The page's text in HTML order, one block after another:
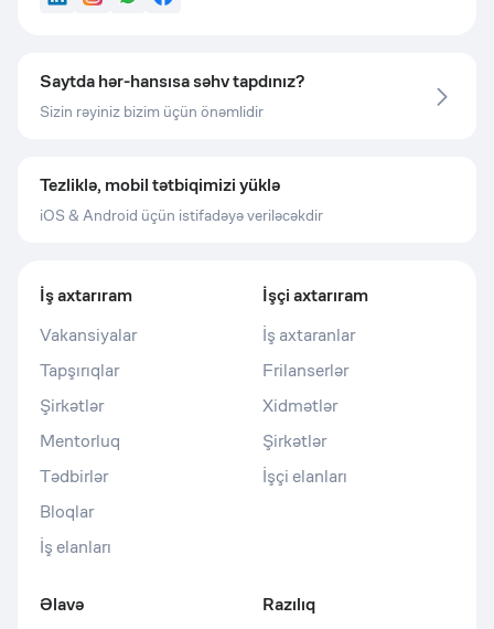
LinkedInInstagram
WhatsApp
Facebook
Saytda hər-hansısa səhv tapdınız?
Sizin rəyiniz bizim üçün önəmlidir
Tezliklə, mobil tətbiqimizi yüklə
iOS & Android üçün istifadəyə veriləcəkdir
İş axtarıram
Vakansiyalar
Tapşırıqlar
Şirkətlər
Mentorluq
Tədbirlər
Bloqlar
İş elanları
İşçi axtarıram
İş axtaranlar
Frilanserlər
Xidmətlər
Şirkətlər
İşçi elanları
Əlavə Razılıq